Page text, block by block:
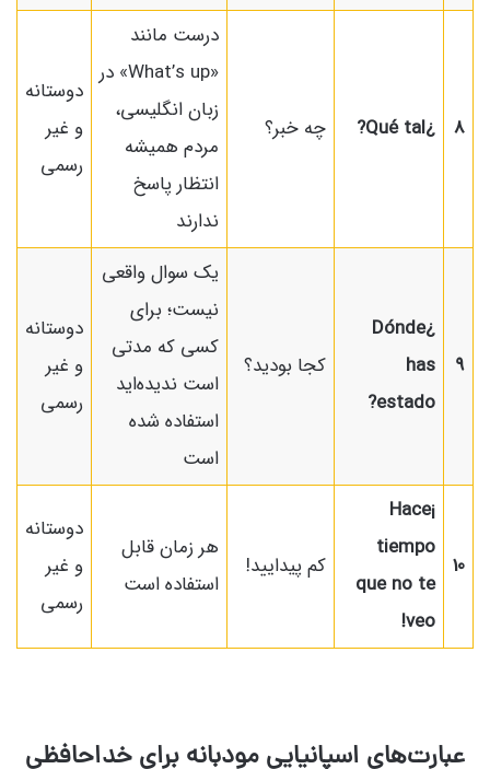
8
¿Qué tal? چه خبر؟
درست مانند
«What’s up» در
زبان انگلیسی،
مردم همیشه
انتظار پاسخ
ندارند
دوستانه
و غیر
رسمی
9
¿Dónde
has
estado?
کجا بودید؟
یک سوال واقعی
نیست؛ برای
کسی که مدتی
است ندیده‌اید
استفاده شده
است
دوستانه
و غیر
رسمی
10
¡Hace
tiempo
que no te
veo!
کم پیدایید!
هر زمان قابل
استفاده است
دوستانه
و غیر
رسمی
عبارت‌های اسپانیایی مودبانه برای خداحافظی